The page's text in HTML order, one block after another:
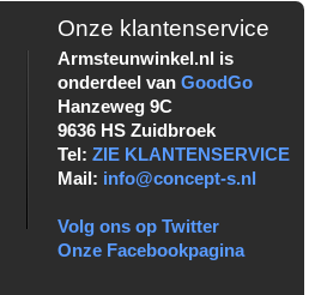
Onze klantenservice
Armsteunwinkel.nl is
onderdeel van GoodGo
Hanzeweg 9C
9636 HS Zuidbroek
Tel: ZIE KLANTENSERVICE
Mail: info@concept-s.nl
Volg ons op Twitter
Onze Facebookpagina